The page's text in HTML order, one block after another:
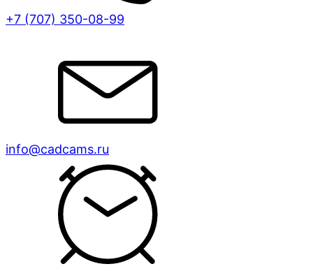
+7 (707) 350-08-99
info@cadcams.ru